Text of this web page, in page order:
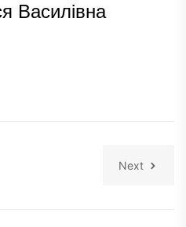
Василівна
Next